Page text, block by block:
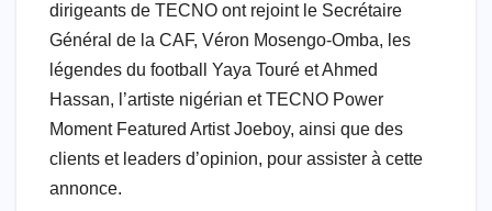
dirigeants de TECNO ont rejoint le Secrétaire
Général de la CAF, Véron Mosengo-Omba, les
légendes du football Yaya Touré et Ahmed
Hassan, l’artiste nigérian et TECNO Power
Moment Featured Artist Joeboy, ainsi que des
clients et leaders d’opinion, pour assister à cette
annonce.